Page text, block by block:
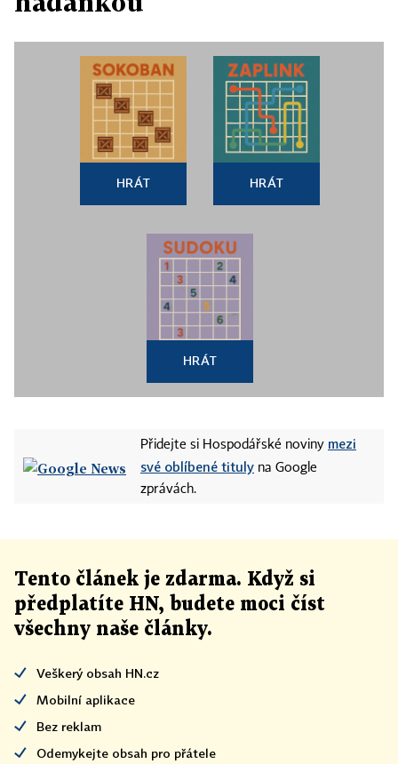
HRÁT HRÁT
HRÁT
Přidejte si Hospodářské noviny mezi
své oblíbené tituly na Google
zprávách.
Tento článek je zdarma. Když si
předplatíte HN, budete moci číst
všechny naše články.
Veškerý obsah HN.cz
Mobilní aplikace
Bez reklam
Odemykejte obsah pro přátele